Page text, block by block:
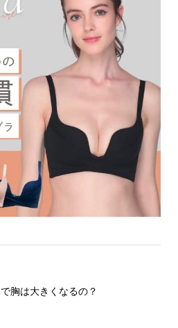
胸は大きくなるの？